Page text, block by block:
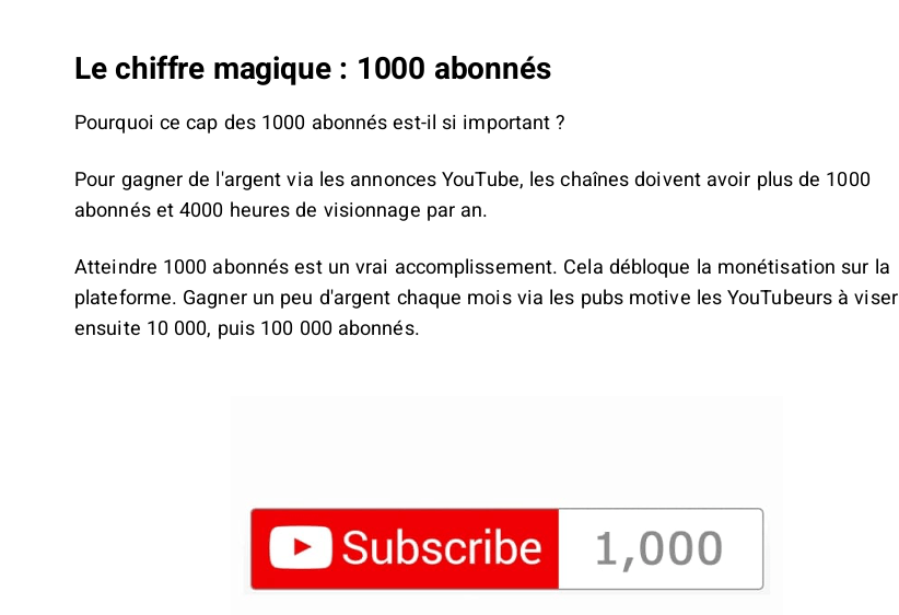
Le chiffre magique : 1000 abonnés
Pourquoi ce cap des 1000 abonnés est-il si important ?
Pour gagner de l'argent via les annonces YouTube, les chaînes doivent avoir plus de 1000
abonnés et 4000 heures de visionnage par an.
Atteindre 1000 abonnés est un vrai accomplissement. Cela débloque la monétisation sur la
plateforme. Gagner un peu d'argent chaque mois via les pubs motive les YouTubeurs à viser
ensuite 10 000, puis 100 000 abonnés.